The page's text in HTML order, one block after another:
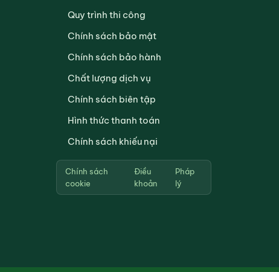
Quy trình thi công
Chính sách bảo mật
Chính sách bảo hành
Chất lượng dịch vụ
Chính sách biên tập
Hình thức thanh toán
Chính sách khiếu nại
Chính sách
cookie
Điều
khoản
Pháp
lý